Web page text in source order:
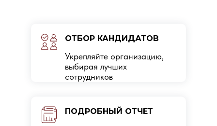
ОТБОР КАНДИДАТОВ
Укрепляйте организацию,
выбирая лучших
сотрудников
ПОДРОБНЫЙ ОТЧЕТ